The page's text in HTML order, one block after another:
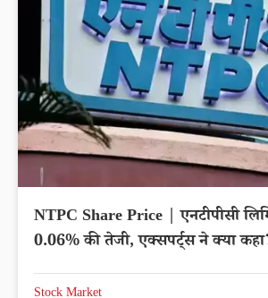
NTPC Share Price | एनटीपीसी
0.06% की तेजी, एक्सपर्ट्स ने क्या